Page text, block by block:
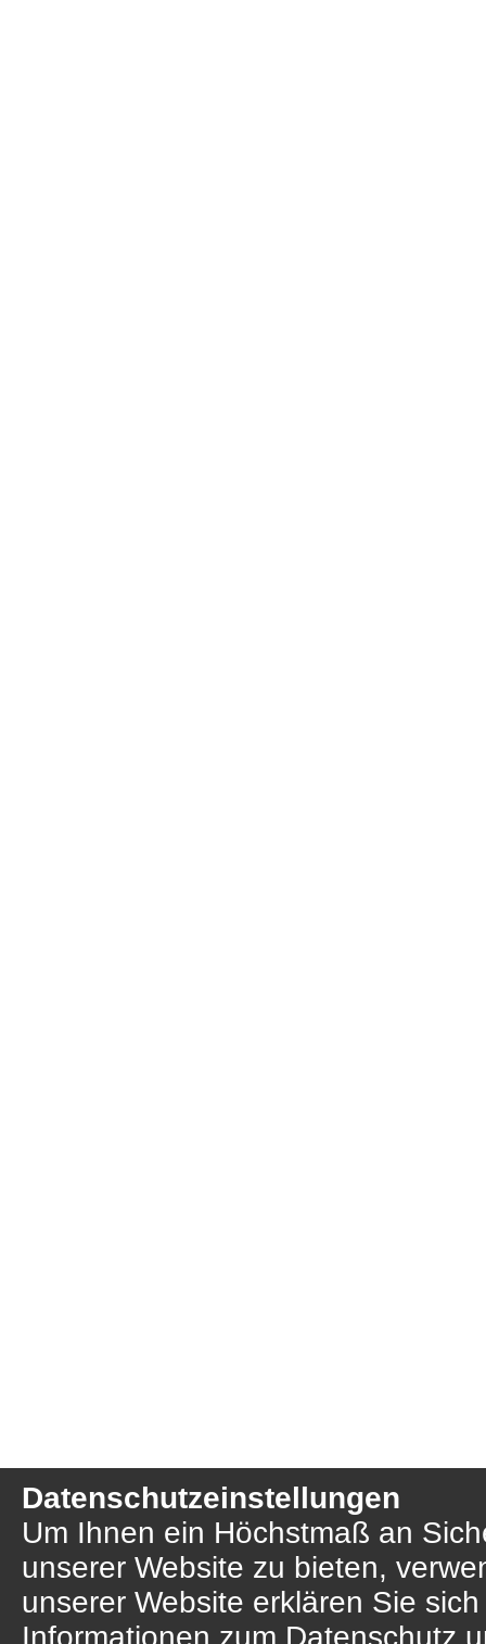
Datenschutzeinstellungen
Um Ihnen ein Höchstmaß an
unserer Website zu bieten,
unserer Website erklären Sie
Informationen zum Datenschutz